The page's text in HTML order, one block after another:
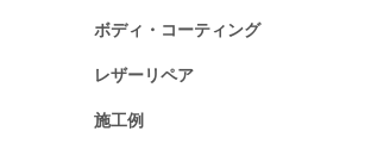
ボディ・コーティング
レザーリペア
施工例